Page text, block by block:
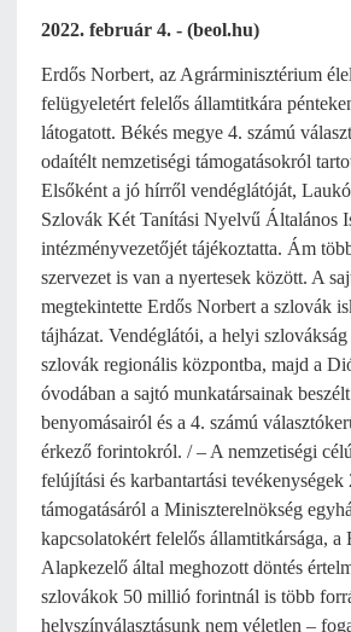
2022. február 4. - (beol.hu)
Erdős Norbert, az Agrárminisztérium
felügyeletért felelős államtitkára
látogatott. Békés megye 4. számú
odaítélt nemzetiségi támogatásokról
Elsőként a jó hírről vendéglátóját,
Szlovák Két Tanítási Nyelvű Általános
intézményvezetőjét tájékoztatta. Ám
szervezet is van a nyertesek között. A
megtekintette Erdős Norbert a szlovák
tájházat. Vendéglátói, a helyi
szlovák regionális központba, majd a
óvodában a sajtó munkatársainak
benyomásairól és a 4. számú
érkező forintokról. / – A nemzetiségi
felújítási és karbantartási tevékenységek
támogatásáról a Miniszterelnökség
kapcsolatokért felelős államtitkársága, a
Alapkezelő által meghozott döntés
szlovákok 50 millió forintnál is több
helyszínválasztásunk nem véletlen –